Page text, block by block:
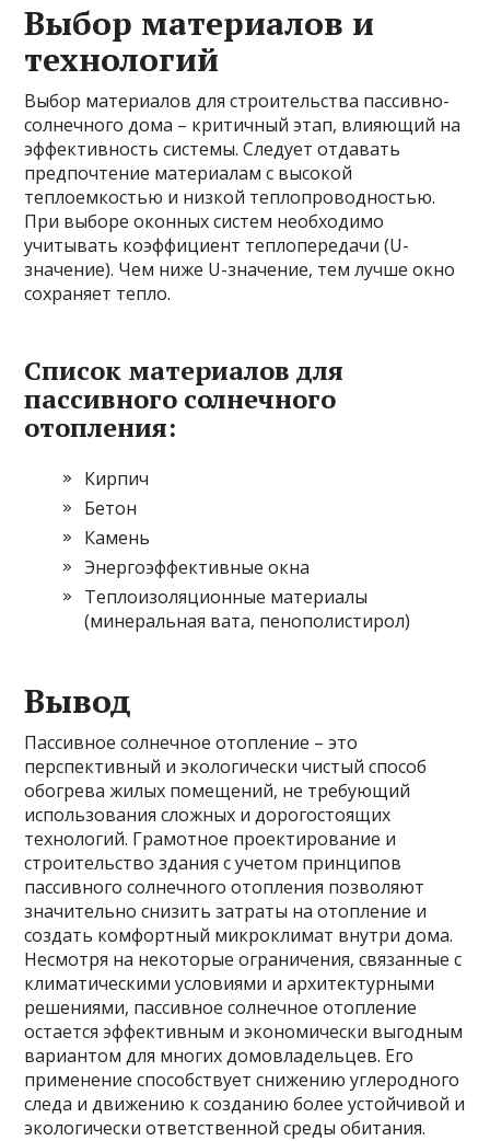
Выбор материалов и
технологий
Выбор материалов для строительства пассивно-
солнечного дома – критичный этап, влияющий на
эффективность системы. Следует отдавать
предпочтение материалам с высокой
теплоемкостью и низкой теплопроводностью.
При выборе оконных систем необходимо
учитывать коэффициент теплопередачи (U-
значение). Чем ниже U-значение, тем лучше окно
сохраняет тепло.
Список материалов для
пассивного солнечного
отопления:
Кирпич
Бетон
Камень
Энергоэффективные окна
Теплоизоляционные материалы
(минеральная вата, пенополистирол)
Вывод
Пассивное солнечное отопление – это
перспективный и экологически чистый способ
обогрева жилых помещений, не требующий
использования сложных и дорогостоящих
технологий. Грамотное проектирование и
строительство здания с учетом принципов
пассивного солнечного отопления позволяют
значительно снизить затраты на отопление и
создать комфортный микроклимат внутри дома.
Несмотря на некоторые ограничения, связанные с
климатическими условиями и архитектурными
решениями, пассивное солнечное отопление
остается эффективным и экономически выгодным
вариантом для многих домовладельцев. Его
применение способствует снижению углеродного
следа и движению к созданию более устойчивой и
экологически ответственной среды обитания.